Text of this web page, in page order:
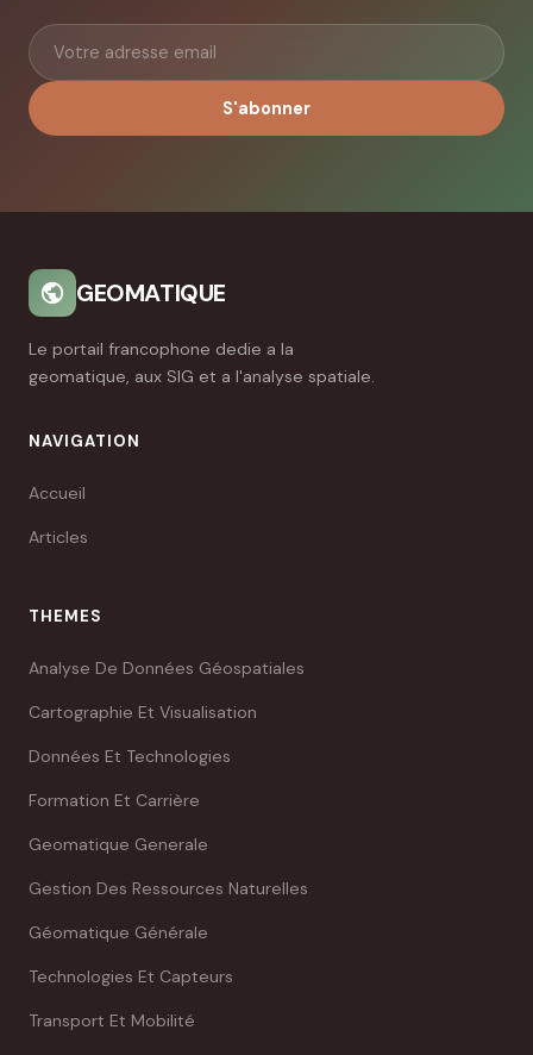
S'abonner
GEOMATIQUE
Le portail francophone dedie a la
geomatique, aux SIG et a l'analyse spatiale.
NAVIGATION
Accueil
Articles
THEMES
Analyse De Données Géospatiales
Cartographie Et Visualisation
Données Et Technologies
Formation Et Carrière
Geomatique Generale
Gestion Des Ressources Naturelles
Géomatique Générale
Technologies Et Capteurs
Transport Et Mobilité